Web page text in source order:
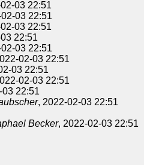
03 22:51
03 22:51
03 22:51
22:51
03 22:51
02-03 22:51
03 22:51
02-03 22:51
22:51
, 2022-02-03 22:51
Becker, 2022-02-03 22:51